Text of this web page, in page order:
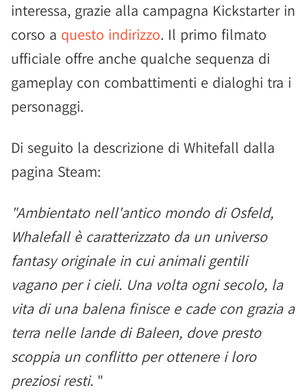
interessa, grazie alla campagna Kickstarter in
corso a questo indirizzo. Il primo filmato
ufficiale offre anche qualche sequenza di
gameplay con combattimenti e dialoghi tra i
personaggi.
Di seguito la descrizione di Whitefall dalla
pagina Steam:
"Ambientato nell'antico mondo di Osfeld,
Whalefall è caratterizzato da un universo
fantasy originale in cui animali gentili
vagano per i cieli. Una volta ogni secolo, la
vita di una balena finisce e cade con grazia a
terra nelle lande di Baleen, dove presto
scoppia un conflitto per ottenere i loro
preziosi resti. "